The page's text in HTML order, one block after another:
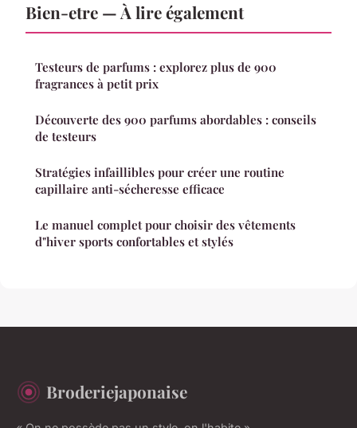
Bien-etre — À lire également
Testeurs de parfums : explorez plus de 900
fragrances à petit prix
Découverte des 900 parfums abordables : conseils
de testeurs
Stratégies infaillibles pour créer une routine
capillaire anti-sécheresse efficace
Le manuel complet pour choisir des vêtements
d"hiver sports confortables et stylés
Broderiejaponaise